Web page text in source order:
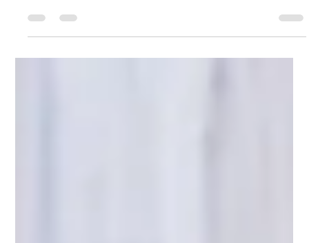
Como é tomada a decisão de quem doa
e quem gesta no Método ROPA?